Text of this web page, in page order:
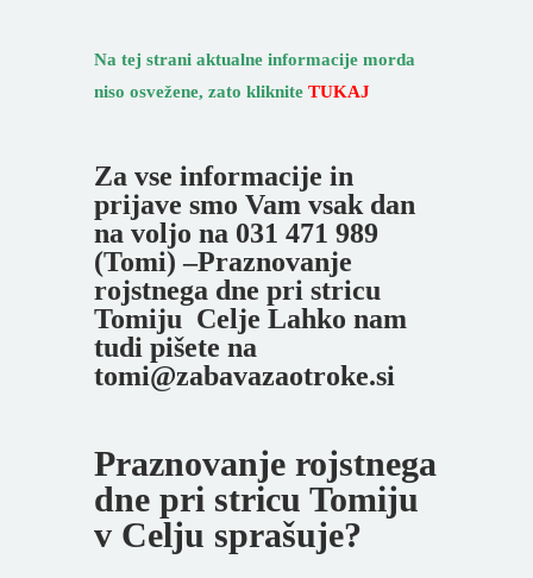
Na tej strani aktualne informacije morda
niso osvežene, zato kliknite TUKAJ
Za vse informacije in
prijave smo Vam vsak dan
na voljo na 031 471 989
(Tomi) –Praznovanje
rojstnega dne pri stricu
Tomiju Celje Lahko nam
tudi pišete na
tomi@zabavazaotroke.si
Praznovanje rojstnega
dne pri stricu Tomiju
v Celju sprašuje?